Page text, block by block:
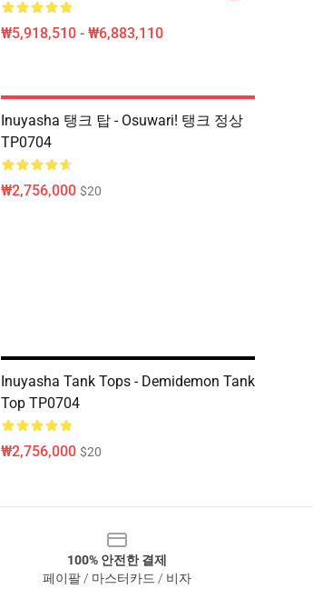
₩5,918,510 - ₩6,883,110
Inuyasha 탱크 탑 - Osuwari! 탱크 정상
TP0704
₩2,756,000 $20
Inuyasha Tank Tops - Demidemon Tank
Top TP0704
₩2,756,000 $20
100% 안전한 결제
페이팔 / 마스터카드 / 비자